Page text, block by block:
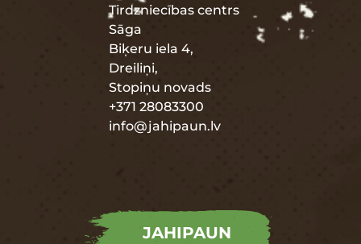
Tirdzniecības centrs
Sāga
Biķeru iela 4,
Dreiliņi,
Stopiņu novads
+371 28083300
info@jahipaun.lv
JAHIPAUN